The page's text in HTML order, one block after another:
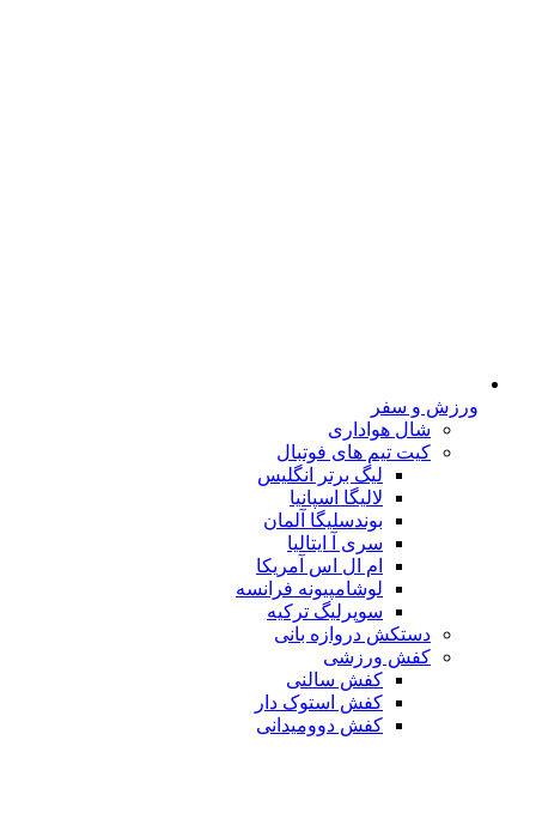
ورزش و سفر
شال هواداری
کیت تیم های فوتبال
لیگ برتر انگلیس
لالیگا اسپانیا
بوندسلیگا آلمان
سری آ ایتالیا
ام ال اس آمریکا
لوشامپیونه فرانسه
سوپرلیگ ترکیه
دستکش دروازه بانی
کفش ورزشی
کفش سالنی
کفش استوک دار
کفش دوومیدانی